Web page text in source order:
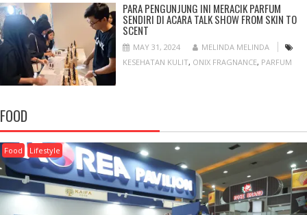
PARA PENGUNJUNG INI MERACIK PARFUM
SENDIRI DI ACARA TALK SHOW FROM SKIN TO
SCENT
MAY 31, 2024
MELINDA MELINDA
KESEHATAN KULIT, ONIX FRAGNANCE, PARFUM
FOOD
Food Lifestyle